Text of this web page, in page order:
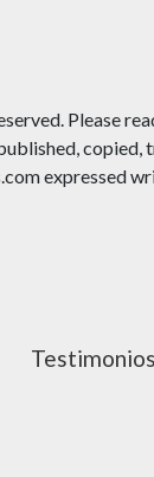
Please
expressed
Testimonios